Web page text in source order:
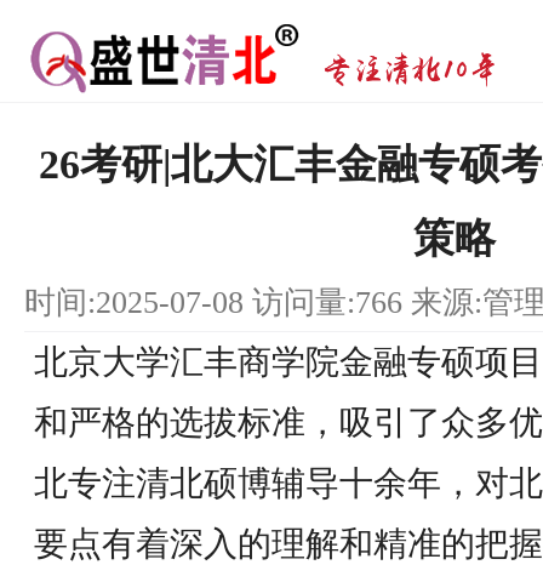
26考研|北大汇丰金融专硕
策略
时间:2025-07-08 访问量:766 来源:管
北京大学汇丰商学院金融专硕项
和严格的选拔标准，吸引了众多
北专注清北硕博辅导十余年，对
要点有着深入的理解和精准的把